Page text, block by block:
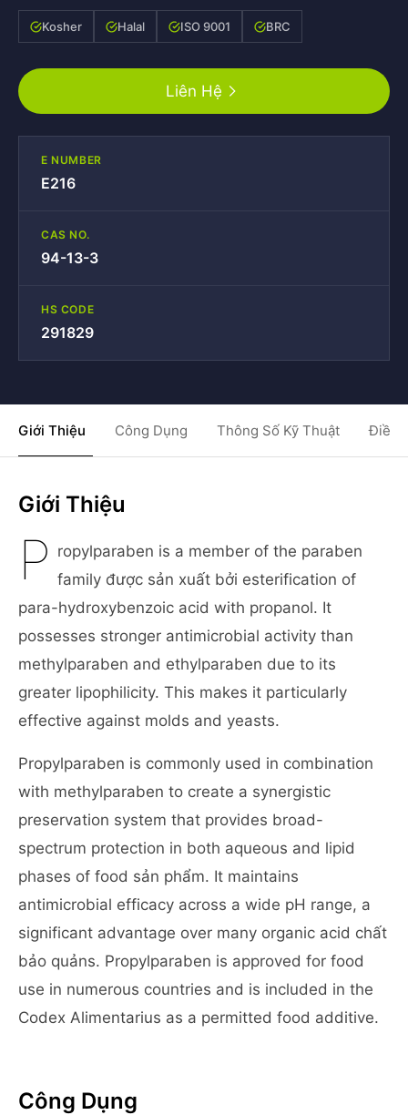
Kosher Halal ISO 9001 BRC
Liên Hệ
E NUMBER
E216
CAS NO.
94-13-3
HS CODE
291829
Giới Thiệu Công Dụng Thông Số Kỹ Thuật Điều
Giới Thiệu
P ropylparaben is a member of the paraben
family được sản xuất bởi esterification of
para-hydroxybenzoic acid with propanol. It
possesses stronger antimicrobial activity than
methylparaben and ethylparaben due to its
greater lipophilicity. This makes it particularly
effective against molds and yeasts.
Propylparaben is commonly used in combination
with methylparaben to create a synergistic
preservation system that provides broad-
spectrum protection in both aqueous and lipid
phases of food sản phẩm. It maintains
antimicrobial efficacy across a wide pH range, a
significant advantage over many organic acid chất
bảo quảns. Propylparaben is approved for food
use in numerous countries and is included in the
Codex Alimentarius as a permitted food additive.
Công Dụng